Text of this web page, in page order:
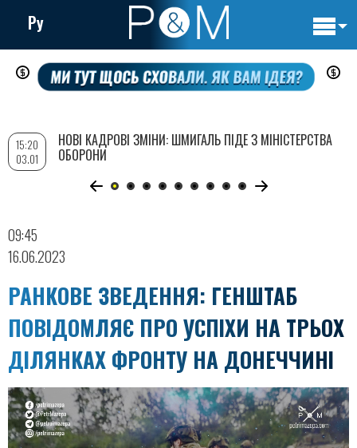
Перейти
до
вмісту
Ру
09:45
16.06.2023
РАНКОВЕ ЗВЕДЕННЯ: ГЕНШТАБ
ПОВІДОМЛЯЄ ПРО УСПІХИ НА ТРЬОХ
ДІЛЯНКАХ ФРОНТУ НА ДОНЕЧЧИНІ
15:20
03.01
НОВІ КАДРОВІ ЗМІНИ: ШМИГАЛЬ ПІДЕ З МІНІСТЕРСТВА
ОБОРОНИ